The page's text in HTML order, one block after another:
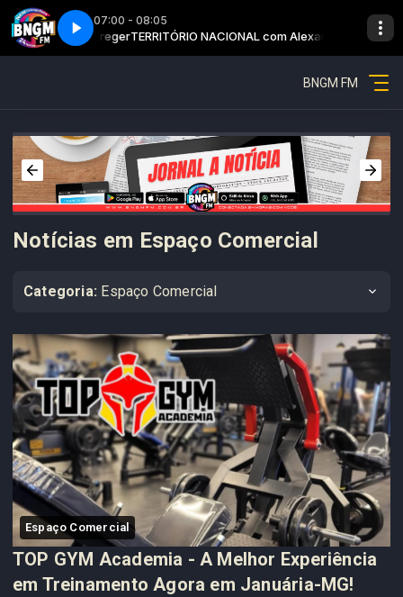
07:00 - 08:05
Alexandre DregerTERRITÓRIO NACIONAL com Alexandre Dreger
3 Território nacional - Parte 3
BNGM FM
Notícias em Espaço Comercial
Categoria: Espaço Comercial
Espaço Comercial
TOP GYM Academia - A Melhor Experiência
em Treinamento Agora em Januária-MG!